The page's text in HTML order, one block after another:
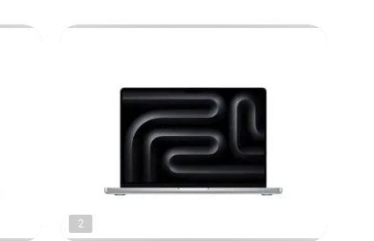
2